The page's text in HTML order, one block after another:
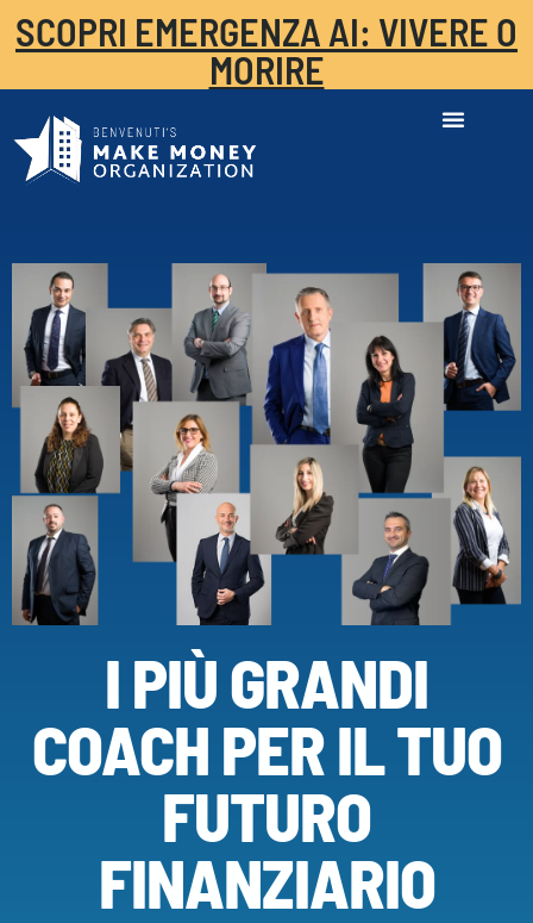
SCOPRI EMERGENZA AI: VIVERE O
MORIRE
I PIÙ GRANDI
COACH PER IL TUO
FUTURO
FINANZIARIO